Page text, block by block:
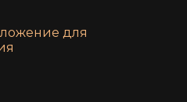
для